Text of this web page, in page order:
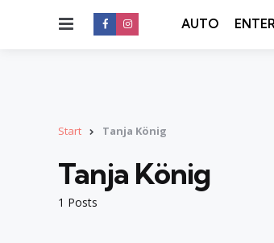
Menu AUTO
Start Tanja König
1 Posts
Tanja König